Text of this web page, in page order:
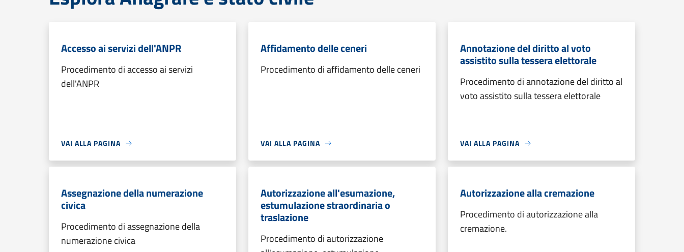
Accesso ai servizi dell'ANPR
Procedimento di accesso ai servizi
dell'ANPR
VAI ALLA PAGINA
Affidamento delle ceneri
Procedimento di affidamento delle ceneri
VAI ALLA PAGINA
Annotazione del diritto al voto
assistito sulla tessera elettorale
Procedimento di annotazione del diritto al
voto assistito sulla tessera elettorale
VAI ALLA PAGINA
Assegnazione della numerazione
civica
Procedimento di assegnazione della
numerazione civica
Autorizzazione all'esumazione,
estumulazione straordinaria o
traslazione
Procedimento di autorizzazione
Autorizzazione alla cremazione
Procedimento di autorizzazione alla
cremazione.